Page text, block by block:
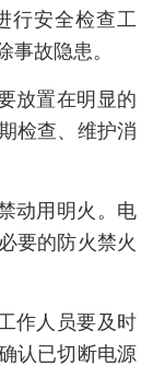
行安全检查工
事故隐患。
放置在明显的
检查、维护消
动用明火。电
要的防火禁火
作人员要及时
认已切断电源